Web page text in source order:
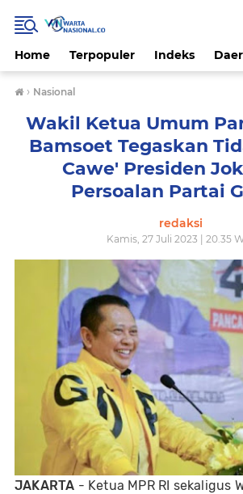
Home Terpopuler Indeks
› Nasional
Wakil Ketua Umum
Bamsoet Tegaskan
Cawe' Presiden
Persoalan Partai
redaksi
Kamis, 27 Juli 2023 | 20.35
JAKARTA - Ketua MPR RI sekaligus